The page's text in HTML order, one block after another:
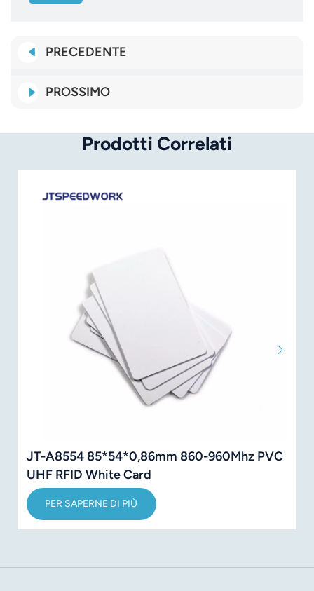
PRECEDENTE
PROSSIMO
Prodotti Correlati
JT-A8554 85*54*0,86mm 860-960Mhz PVC
UHF RFID White Card
PER SAPERNE DI PIÙ